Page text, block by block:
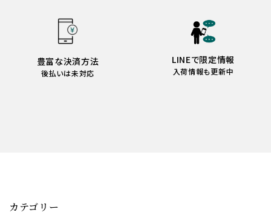
豊富な決済方法
後払いは未対応
LINEで限定情報
入荷情報も更新中
カテゴリー